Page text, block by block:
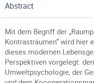
Abstract
Mit dem Begriff der
Kontrasträumen“ wird hier
dieses modernen
Perspektiven vorgelegt:
Umweltpsychologie, der